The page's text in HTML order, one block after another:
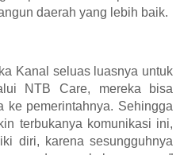
daerah yang lebih baik.
Kanal seluas luasnya untuk
NTB Care, mereka bisa
ke pemerintahnya. Sehingga
terbukanya komunikasi ini,
diri, karena sesungguhnya